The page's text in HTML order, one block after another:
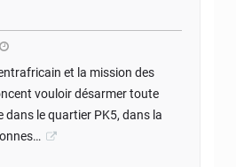
et la mission des
vouloir désarmer toute
dans le quartier PK5, dans la